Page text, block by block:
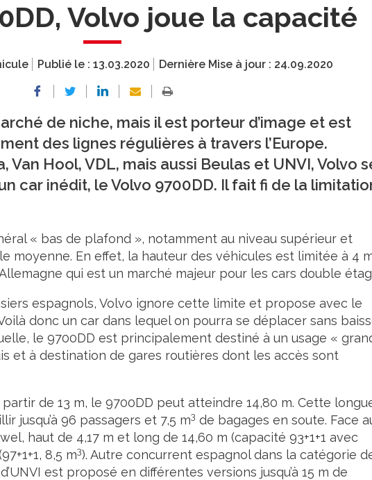
Volvo joue la capacité
Publié le : 13.03.2020 Dernière Mise à jour : 24.09.2020
de niche, mais il est porteur d’image et est
des lignes régulières à travers l’Europe.
Van Hool, VDL, mais aussi Beulas et UNVI, Volvo
car inédit, le Volvo 9700DD. Il fait fi de la
« bas de plafond », notamment au niveau supérieur et
moyenne. En effet, la hauteur des véhicules est limitée à 4
qui est un marché majeur pour les cars double
espagnols, Volvo ignore cette limite et propose avec le
donc un car dans lequel on pourra se déplacer sans
le 9700DD est principalement destiné à un usage «
et à destination de gares routières dont les accès sont
de 13 m, le 9700DD peut atteindre 14,80 m. Cette
jusqu’à 96 passagers et 7,5 m3 de bagages en soute. Face
haut de 4,17 m et long de 14,60 m (capacité 93+1+1 avec
8,5 m3). Autre concurrent espagnol dans la catégorie
est proposé en différentes versions jusqu’à 15 m de